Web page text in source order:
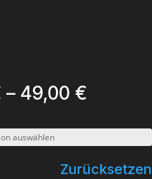
– 49,00 €
bis
49,00 €
Zurücksetzen